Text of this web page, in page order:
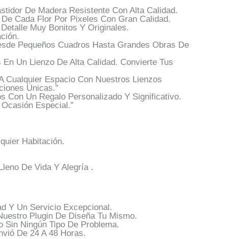
De Madera Resistente Con Alta Calidad.
Cada Flor Por Pixeles Con Gran Calidad.
Muy Bonitos Y Originales.
Pequeños Cuadros Hasta Grandes Obras De
Un Lienzo De Alta Calidad. Convierte Tus
Cualquier Espacio Con Nuestros Lienzos
Únicas.”
Con Un Regalo Personalizado Y Significativo.
Especial.”
Habitación.
De Vida Y Alegría .
Y Un Servicio Excepcional.
Plugin De Diseña Tu Mismo.
Ningún Tipo De Problema.
De 24 A 48 Horas.